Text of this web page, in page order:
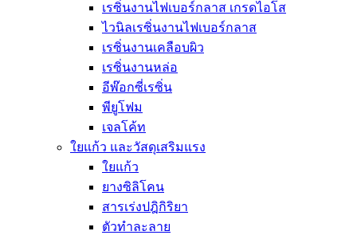
เรซิ่นงานไฟเบอร์กลาส เกรดไอโส
ไวนิลเรซิ่นงานไฟเบอร์กลาส
เรซิ่นงานเคลือบผิว
เรซิ่นงานหล่อ
อีพ๊อกซี่เรซิ่น
พียูโฟม
เจลโค้ท
ใยแก้ว และวัสดุเสริมแรง
ใยแก้ว
ยางซิลิโคน
สารเร่งปฎิกิริยา
ตัวทำละลาย